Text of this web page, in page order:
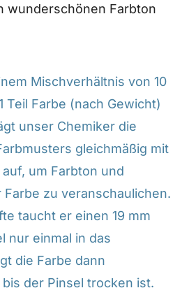
wunderschönen Farbton
Mischverhältnis von 10
Teil Farbe (nach Gewicht)
unser Chemiker die
gleichmäßig mit
um Farbton und
zu veranschaulichen.
taucht er einen 19 mm
nur einmal in das
die Farbe dann
der Pinsel trocken ist.